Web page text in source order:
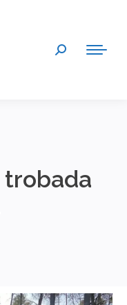
Search:
trobada